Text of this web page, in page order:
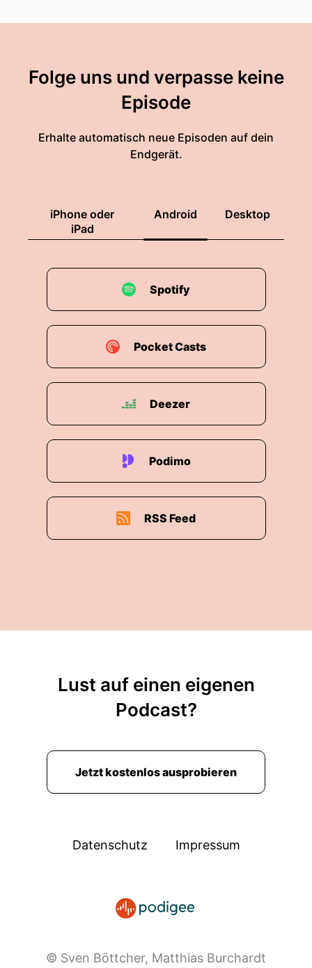
Folge uns und verpasse keine
Episode
Erhalte automatisch neue Episoden auf dein
Endgerät.
iPhone oder
iPad
Android Desktop
Spotify
Pocket Casts
Deezer
Podimo
RSS Feed
Lust auf einen eigenen
Podcast?
Jetzt kostenlos ausprobieren
Datenschutz Impressum
© Sven Böttcher, Matthias Burchardt